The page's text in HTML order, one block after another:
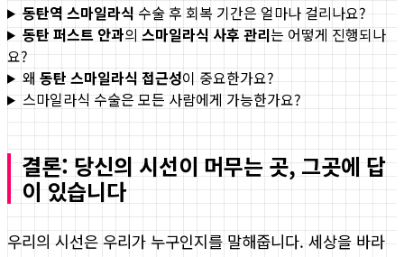
동탄역 스마일라식 수술 후 회복 기간은 얼마나 걸리나요?
동탄 퍼스트 안과의 스마일라식 사후 관리는 어떻게 진행되나
요?
왜 동탄 스마일라식 접근성이 중요한가요?
스마일라식 수술은 모든 사람에게 가능한가요?
결론: 당신의 시선이 머무는 곳, 그곳에 답
이 있습니다
우리의 시선은 우리가 누구인지를 말해줍니다. 세상을 바라